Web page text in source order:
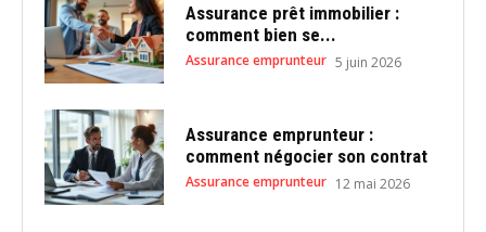
Assurance prêt immobilier :
comment bien se...
Assurance emprunteur 5 juin 2026
Assurance emprunteur :
comment négocier son contrat
Assurance emprunteur 12 mai 2026